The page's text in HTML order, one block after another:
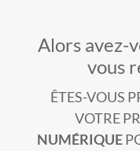
Alors avez-
vous
ÊTES-VOUS
VOTRE
NUMÉRIQUE